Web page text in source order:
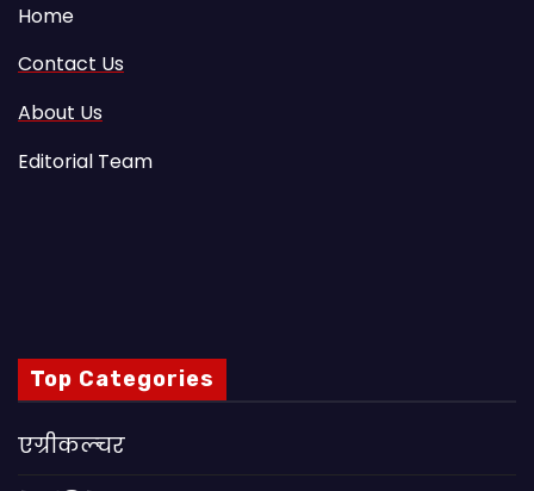
Home
Contact Us
About Us
Editorial Team
Top Categories
एग्रीकल्चर